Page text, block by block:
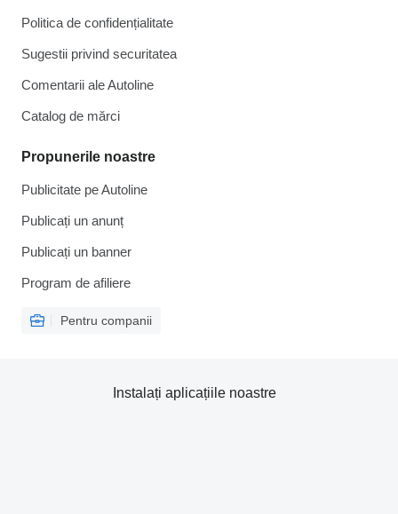
Politica de confidențialitate
Sugestii privind securitatea
Comentarii ale Autoline
Catalog de mărcі
Propunerile noastre
Publicitate pe Autoline
Publicați un anunț
Publicați un banner
Program de afiliere
Pentru companii
Instalați aplicațiile noastre